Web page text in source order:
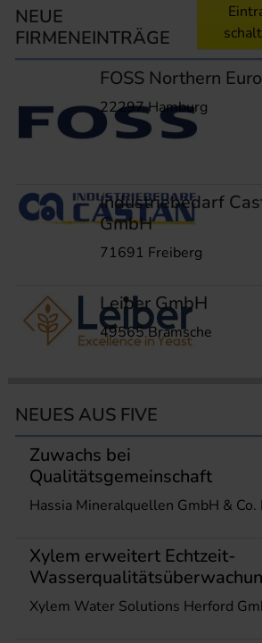
NEUE
FIRMENEINTRÄGE
FOSS Northern
22297 Hamburg
Industriebedarf
GmbH
71691 Freiberg
Leiber GmbH
49565 Bramsche
NEUES AUS FIVE
Zuwachs bei
Qualitätsgemeinschaft
Hassia Mineralquellen GmbH & Co.
Xylem erweitert Echtzeit-
Xylem Water Solutions Herford